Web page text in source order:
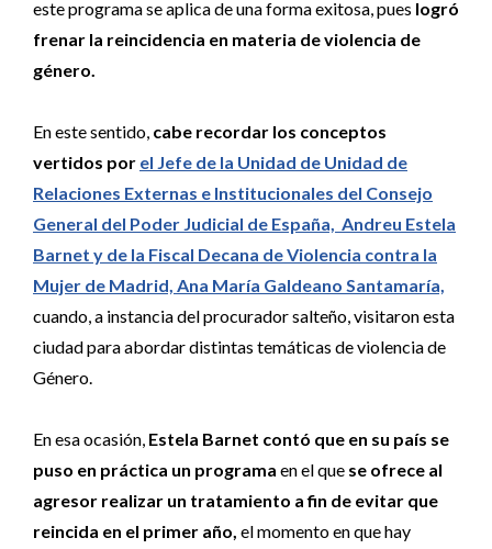
este programa se aplica de una forma exitosa, pues logró
frenar la reincidencia en materia de violencia de
género.
En este sentido, cabe recordar los conceptos
vertidos por el Jefe de la Unidad de Unidad de
Relaciones Externas e Institucionales del Consejo
General del Poder Judicial de España, Andreu Estela
Barnet y de la Fiscal Decana de Violencia contra la
Mujer de Madrid, Ana María Galdeano Santamaría,
cuando, a instancia del procurador salteño, visitaron esta
ciudad para abordar distintas temáticas de violencia de
Género.
En esa ocasión, Estela Barnet contó que en su país se
puso en práctica un programa en el que se ofrece al
agresor realizar un tratamiento a fin de evitar que
reincida en el primer año, el momento en que hay